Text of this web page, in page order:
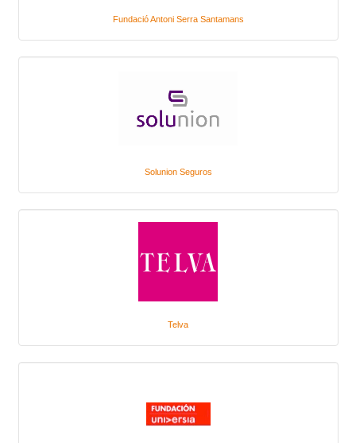
Fundació Antoni Serra Santamans
Solunion Seguros
Telva